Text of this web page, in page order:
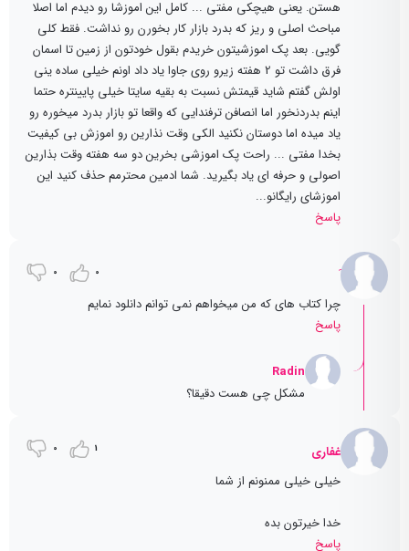
هستن. یعنی هیچکی مفتی ... کامل این اموزشا رو دیدم اما اصلا
مباحث اصلی و ریز که بدرد بازار کار بخورن رو نداشت. فقط کلی
گویی. بعد پک اموزشیتون خریدم بقول خودتون از زمین تا اسمان
فرق داشت تو 2 هفته زیرو روی جاوا یاد داد اونم خیلی ساده ینی
اولش گفتم شاید قیمتش نسبت به بقیه سایتا خیلی پایینتره حتما
اینم بدردنخور اما انصافن ترفندایی که واقعا تو بازار بدرد میخوره رو
یاد میده اما دوستان نکنید الکی وقت نذارین رو اموزش بی کیفیت
بخدا مفتی ... راحت پک اموزشی بخرین دو سه هفته وقت بذارین
اصولی و حرفه ای یاد بگیرید. شما ادمین محترمم حذف کنید این
اموزشای رایگانو...
پاسخ
0
0
چرا کتاب های که من میخواهم نمی توانم دانلود نمایم
پاسخ
Radin
مشکل چی هست دقیقا؟
غفاری 1
0
خیلی خیلی ممنونم از شما
خدا خیرتون بده
پاسخ